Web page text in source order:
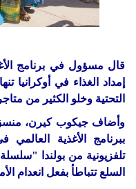
قال مسؤول في برنامج
إمداد الغذاء في
التحتية وخلو الكثير من
وأضاف جيكوب كيرن، منسق
ببرنامج الأغذية
تلفزيونية من بولندا "سلسلة
السلع تتباطأ بفعل انعدام